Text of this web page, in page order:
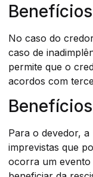
No caso do
caso de
permite que o
acordos com
Para o devedor,
imprevistas que
ocorra um evento